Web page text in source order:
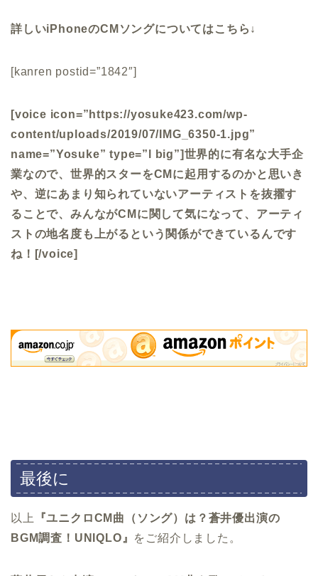
詳しいiPhoneのCMソングについてはこちら↓
[kanren postid=”1842″]
[voice icon=”https://yosuke423.com/wp-
content/uploads/2019/07/IMG_6350-1.jpg”
name=”Yosuke” type=”l big”]世界的に有名な大手企
業なので、世界的スターをCMに起用するのかと思いき
や、逆にあまり知られていないアーティストを抜擢す
ることで、みんながCMに関して気になって、アーティ
ストの地名度も上がるという関係ができているんです
ね！[/voice]
最後に
以上
『ユニクロCM曲（ソング）は？蒼井優出演の
BGM調査！UNIQLO』 をご紹介しました。